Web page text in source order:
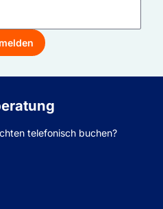
E-
Mail-
Adresse
telefonisch buchen?